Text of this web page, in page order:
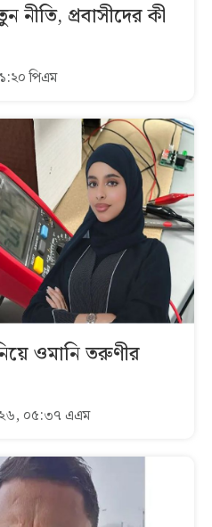
নীতি, প্রবাসীদের কী
পিএম
ওমানি তরুণীর
০৫:৩৭ এএম